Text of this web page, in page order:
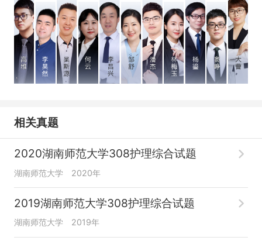
相关真题
2020湖南师范大学308护理综合试题
湖南师范大学 2020年
2019湖南师范大学308护理综合试题
湖南师范大学 2019年